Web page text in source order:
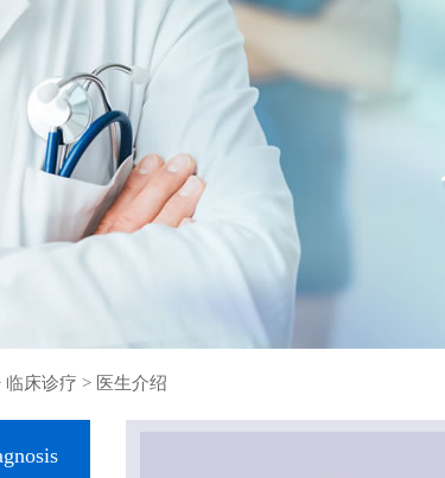
临床诊疗 > 医生介绍